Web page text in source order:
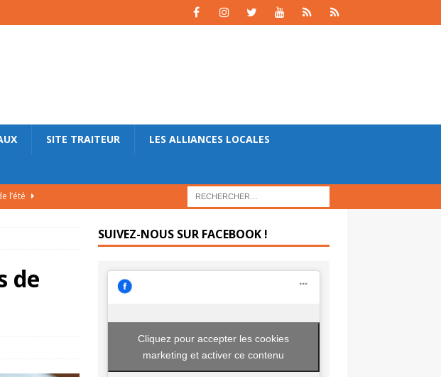
SITE TRAITEUR LES ALLIANCES LOCALES
l’été
et œufs
frais
de
SUIVEZ-NOUS SUR FACEBOOK !
Cliquez pour accepter les cookies
marketing et activer ce contenu